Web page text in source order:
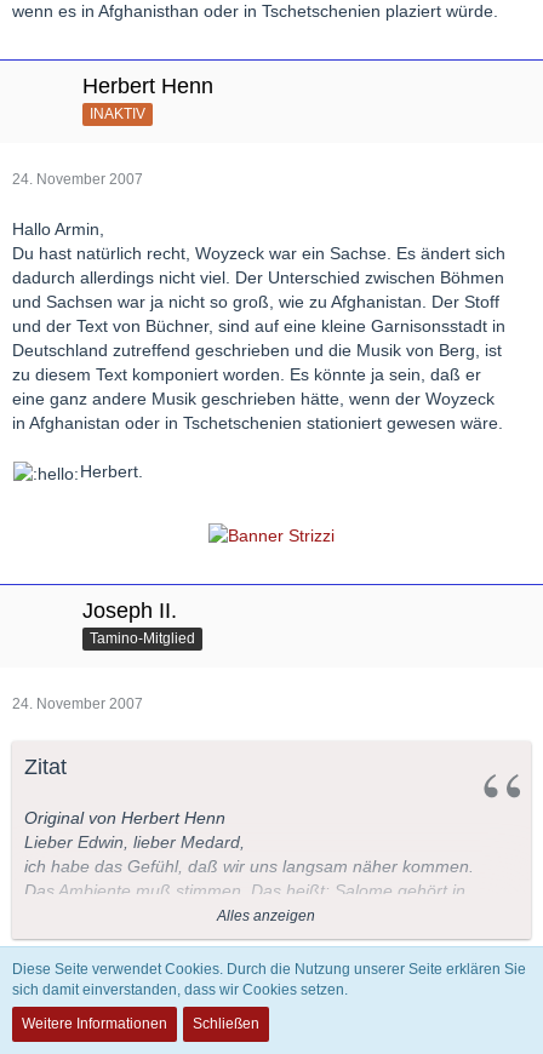
wenn es in Afghanisthan oder in Tschetschenien plaziert würde.
Herbert Henn
INAKTIV
24. November 2007
Hallo Armin,
Du hast natürlich recht, Woyzeck war ein Sachse. Es ändert sich
dadurch allerdings nicht viel. Der Unterschied zwischen Böhmen
und Sachsen war ja nicht so groß, wie zu Afghanistan. Der Stoff
und der Text von Büchner, sind auf eine kleine Garnisonsstadt in
Deutschland zutreffend geschrieben und die Musik von Berg, ist
zu diesem Text komponiert worden. Es könnte ja sein, daß er
eine ganz andere Musik geschrieben hätte, wenn der Woyzeck
in Afghanistan oder in Tschetschenien stationiert gewesen wäre.
Herbert.
Joseph II.
Tamino-Mitglied
24. November 2007
Zitat
Original von Herbert Henn
Lieber Edwin, lieber Medard,
ich habe das Gefühl, daß wir uns langsam näher kommen.
Das Ambiente muß stimmen. Das heißt: Salome gehört in
den Anfang unserer Zeitrechnung, der Wozzeck gehört in
die K.u.K. Zeit. Der Ring des Nibelungen gehört in die
germanisch-
wagnersche Sagenwelt.Innerhalb dieser Grenzen gibt es
genügend
Gestaltungsmöglichkeiten für musikalische Regisseure
Alles anzeigen
Dem kann ich nur zustimmen.
Diese Seite verwendet Cookies. Durch die Nutzung unserer Seite erklären Sie
sich damit einverstanden, dass wir Cookies setzen.
Weitere Informationen
Schließen